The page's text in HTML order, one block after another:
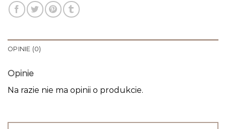
OPINIE (0)
Opinie
Na razie nie ma opinii o produkcie.